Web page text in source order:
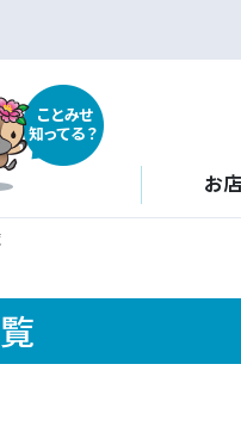
ことみせ
知ってる？
お